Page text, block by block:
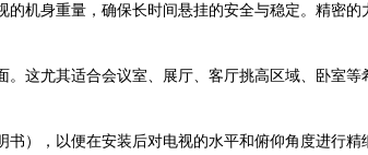
机身重量，确保长时间悬挂的安全与稳定。精密
这尤其适合会议室、展厅、客厅挑高区域、卧室等
），以便在安装后对电视的水平和俯仰角度进行精